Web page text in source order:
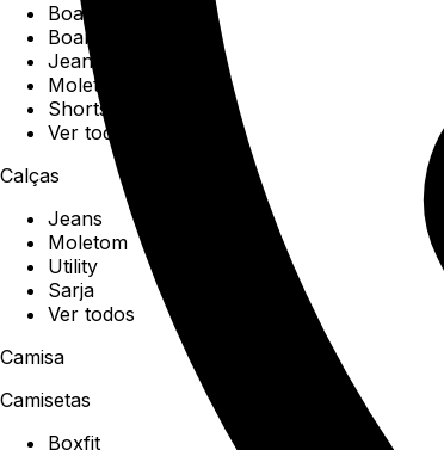
Boardshorts
Boardwalk
Jeans
Moletom
Shorts
Ver todos
Calças
Jeans
Moletom
Utility
Sarja
Ver todos
Camisa
Camisetas
Boxfit